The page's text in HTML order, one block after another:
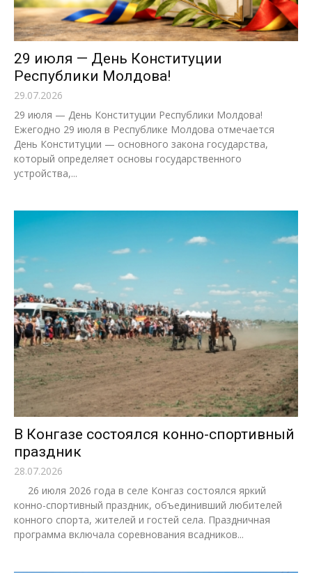
29 июля — День Конституции
Республики Молдова!
29.07.2026
29 июля — День Конституции Республики Молдова!
Ежегодно 29 июля в Республике Молдова отмечается
День Конституции — основного закона государства,
который определяет основы государственного
устройства,...
В Конгазе состоялся конно-спортивный
праздник
28.07.2026
26 июля 2026 года в селе Конгаз состоялся яркий
конно-спортивный праздник, объединивший любителей
конного спорта, жителей и гостей села. Праздничная
программа включала соревнования всадников...